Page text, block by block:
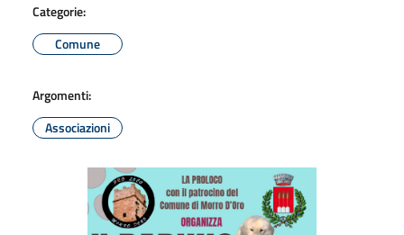
Categorie:
Comune
Argomenti:
Associazioni